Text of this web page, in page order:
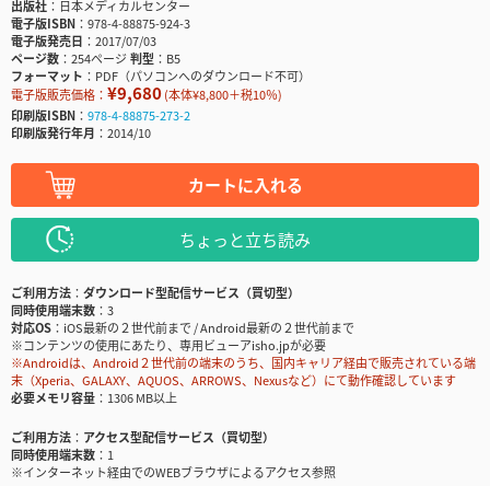
出版社
日本メディカルセンター
電子版ISBN
978-4-88875-924-3
電子版発売日
2017/07/03
ページ数
254ページ判型
B5
フォーマット
PDF（パソコンへのダウンロード不可）
電子版販売価格： ¥9,680(本体¥8,800＋税10％)
印刷版ISBN
978-4-88875-273-2
印刷版発行年月
2014/10
カートに入れる
ちょっと立ち読み
ご利用方法
ダウンロード型配信サービス（買切型）
同時使用端末数
3
対応OS
iOS最新の２世代前まで / Android最新の２世代前まで
※コンテンツの使用にあたり、専用ビューアisho.jpが必要
※Androidは、Android２世代前の端末のうち、国内キャリア経由で販売されている端
末（Xperia、GALAXY、AQUOS、ARROWS、Nexusなど）にて動作確認しています
必要メモリ容量
1306 MB以上
ご利用方法
アクセス型配信サービス（買切型）
同時使用端末数
1
※インターネット経由でのWEBブラウザによるアクセス参照